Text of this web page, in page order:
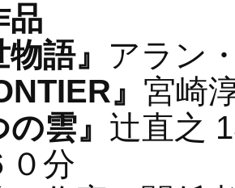
品
物語』 アラン
』 宮崎
の雲』 辻直之
０分